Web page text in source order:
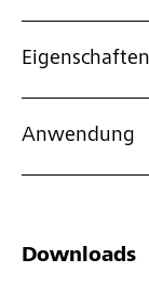
Eigenschaften
Anwendung
Downloads